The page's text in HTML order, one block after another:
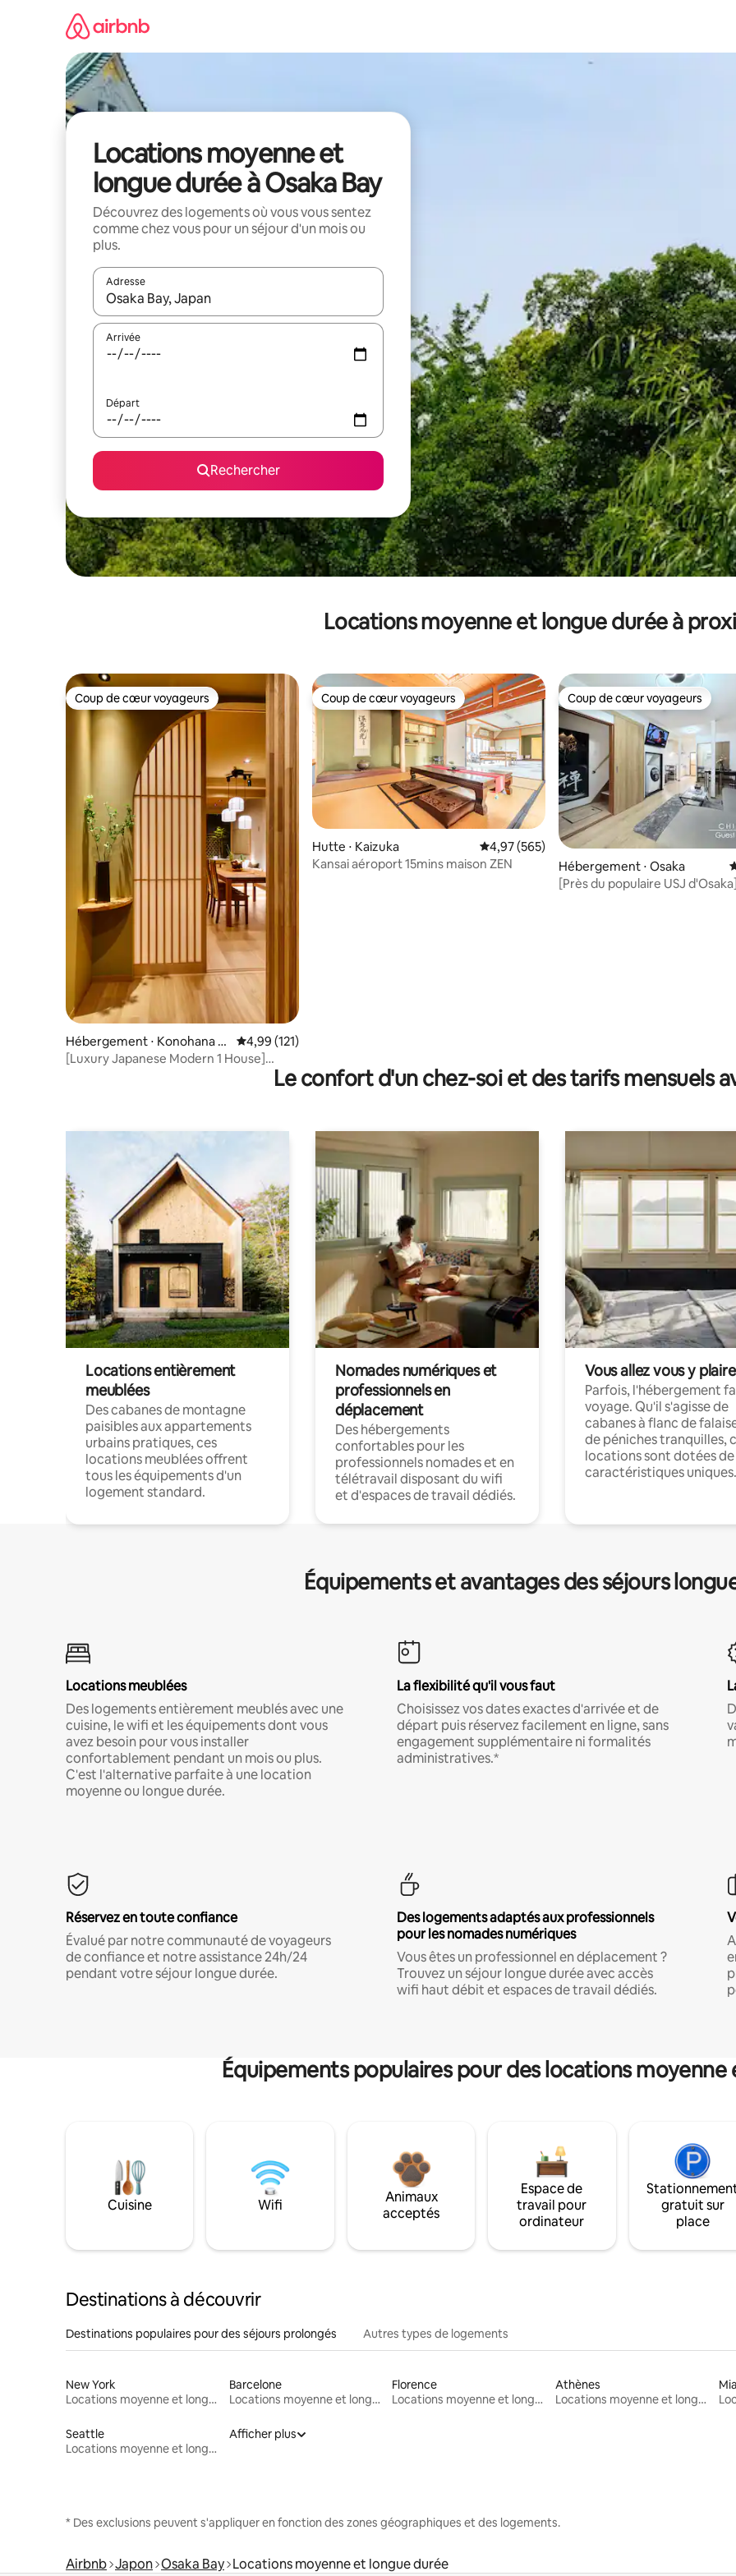
Locations moyenne et
longue durée à Osaka Bay
Découvrez des logements où vous vous sentez
comme chez vous pour un séjour d'un mois ou
plus.
Adresse
Lorsque les résultats s'affichent, utilisez les flèches vers le haut et vers le bas pour les parcourir ou en appuyant et en
Arrivée
Départ
Rechercher
Locations moyenne et longue durée à
Coup de cœur voyageurs
Coup de cœur voyageurs
Hébergement ⋅ Konohana W
ard, Osaka
Évaluation moyenne sur la base de 121 commentaires : 4,99 sur 5
4,99 (121)
[Luxury Japanese Modern 1 House]
USJ/Namba 10 min en train · 3 min à pied
Coup de cœur voyageurs
Coup de cœur voyageurs
Hutte ⋅ Kaizuka Évaluation moyenne sur la base de 565
4,97 (565)
Kansai aéroport 15mins maison ZEN
Coup de cœur voyageurs
Coup de cœur voyageurs
Hébergement ⋅ Osaka
[Près du populaire USJ
Le confort d'un chez-soi et des tarifs mensuels
Locations entièrement
meublées
Des cabanes de montagne
paisibles aux appartements
urbains pratiques, ces
locations meublées offrent
tous les équipements d'un
logement standard.
Nomades numériques et
professionnels en
déplacement
Des hébergements
confortables pour les
professionnels nomades et en
télétravail disposant du wifi
et d'espaces de travail dédiés.
Vous allez vous y plaire
Parfois, l'hébergement
voyage. Qu'il s'agisse de
cabanes à flanc de
de péniches tranquilles,
locations sont dotées de
caractéristiques uniques.
Équipements et avantages des séjours
Locations meublées
Des logements entièrement meublés avec une
cuisine, le wifi et les équipements dont vous
avez besoin pour vous installer
confortablement pendant un mois ou plus.
C'est l'alternative parfaite à une location
moyenne ou longue durée.
La flexibilité qu'il vous faut
Choisissez vos dates exactes d'arrivée et de
départ puis réservez facilement en ligne, sans
engagement supplémentaire ni formalités
administratives.*
Réservez en toute confiance
Évalué par notre communauté de voyageurs
de confiance et notre assistance 24h/24
pendant votre séjour longue durée.
Des logements adaptés aux professionnels
pour les nomades numériques
Vous êtes un professionnel en déplacement ?
Trouvez un séjour longue durée avec accès
wifi haut débit et espaces de travail dédiés.
Équipements populaires pour des locations
Cuisine Wifi
Animaux
acceptés
Espace de
travail pour
ordinateur
gratuit sur
place
Destinations à découvrir
Destinations populaires pour des séjours prolongés Autres types de logements
New York
Locations moyenne et longue durée
Barcelone
Locations moyenne et longue durée
Florence
Locations moyenne et longue durée
Athènes
Locations moyenne et longue durée
Seattle
Locations moyenne et longue durée
Afficher plus
* Des exclusions peuvent s'appliquer en fonction des zones géographiques et des logements.
Airbnb Japon Osaka Bay Locations moyenne et longue durée